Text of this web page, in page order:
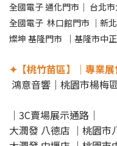
全國電子 通化門市｜ 台北
全國電子 林口館門市 ｜新
燦坤 基隆門市 ｜基隆市中
✦【桃竹苗區】｜專業展
鴻意音響｜桃園市楊梅
｜3C賣場展示通路｜
大潤發 八德店 ｜桃園